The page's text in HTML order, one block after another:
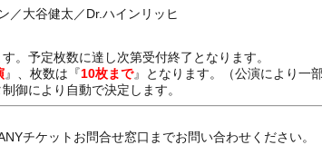
／大谷健太／Dr.ハインリッヒ
。予定枚数に達し次第受付終了となります。
』、枚数は『10枚まで』となります。（公演により一
御により自動で決定します。
チケットお問合せ窓口までお問い合わせください。